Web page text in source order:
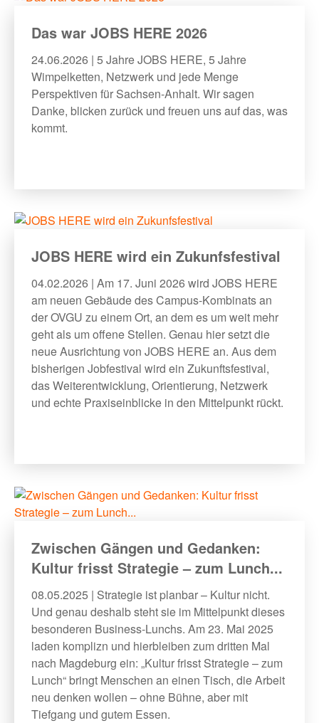
MEHR
Bewerber:innen-Card
Media
Über uns
Das war JOBS HERE 2026
24.06.2026 | 5 Jahre JOBS HERE, 5 Jahre
Wimpelketten, Netzwerk und jede Menge
Perspektiven für Sachsen-Anhalt. Wir sagen
Danke, blicken zurück und freuen uns auf das, was
kommt.
JOBS HERE wird ein Zukunfsfestival
04.02.2026 | Am 17. Juni 2026 wird JOBS HERE
am neuen Gebäude des Campus-Kombinats an
der OVGU zu einem Ort, an dem es um weit mehr
geht als um offene Stellen. Genau hier setzt die
neue Ausrichtung von JOBS HERE an. Aus dem
bisherigen Jobfestival wird ein Zukunftsfestival,
das Weiterentwicklung, Orientierung, Netzwerk
und echte Praxiseinblicke in den Mittelpunkt rückt.
Zwischen Gängen und Gedanken:
Kultur frisst Strategie – zum Lunch...
08.05.2025 | Strategie ist planbar – Kultur nicht.
Und genau deshalb steht sie im Mittelpunkt dieses
besonderen Business-Lunchs. Am 23. Mai 2025
laden komplizn und hierbleiben zum dritten Mal
nach Magdeburg ein: „Kultur frisst Strategie – zum
Lunch“ bringt Menschen an einen Tisch, die Arbeit
neu denken wollen – ohne Bühne, aber mit
Tiefgang und gutem Essen.